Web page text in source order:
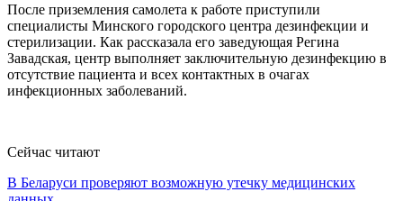
После приземления самолета к работе приступили
специалисты Минского городского центра дезинфекции и
стерилизации. Как рассказала его заведующая Регина
Завадская, центр выполняет заключительную дезинфекцию в
отсутствие пациента и всех контактных в очагах
инфекционных заболеваний.
Сейчас читают
В Беларуси проверяют возможную утечку медицинских